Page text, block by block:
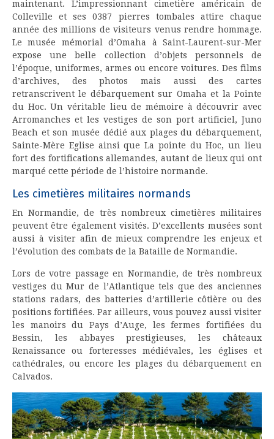
maintenant. L’impressionnant cimetière américain de
Colleville et ses 0387 pierres tombales attire chaque
année des millions de visiteurs venus rendre hommage.
Le musée mémorial d’Omaha à Saint-Laurent-sur-Mer
expose une belle collection d’objets personnels de
l’époque, uniformes, armes ou encore voitures. Des films
d’archives, des photos mais aussi des cartes
retranscrivent le débarquement sur Omaha et la Pointe
du Hoc. Un véritable lieu de mémoire à découvrir avec
Arromanches et les vestiges de son port artificiel, Juno
Beach et son musée dédié aux plages du débarquement,
Sainte-Mère Eglise ainsi que La pointe du Hoc, un lieu
fort des fortifications allemandes, autant de lieux qui ont
marqué cette période de l’histoire normande.
Les cimetières militaires normands
En Normandie, de très nombreux cimetières militaires
peuvent être également visités. D’excellents musées sont
aussi à visiter afin de mieux comprendre les enjeux et
l’évolution des combats de la Bataille de Normandie.
Lors de votre passage en Normandie, de très nombreux
vestiges du Mur de l’Atlantique tels que des anciennes
stations radars, des batteries d’artillerie côtière ou des
positions fortifiées. Par ailleurs, vous pouvez aussi visiter
les manoirs du Pays d’Auge, les fermes fortifiées du
Bessin, les abbayes prestigieuses, les châteaux
Renaissance ou forteresses médiévales, les églises et
cathédrales, ou encore les plages du débarquement en
Calvados.